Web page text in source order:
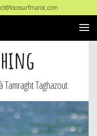
Taghazout